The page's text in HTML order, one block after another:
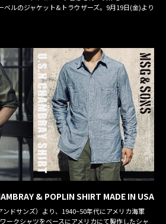
ルのジャケット&トラウザーズ。9月19日(金)より
& POPLIN SHIRT MADE IN USA
ンドサンズ）より、1940~50年代にアメリカ海軍
ークシャツをベースにアメリカにて製作したシャ